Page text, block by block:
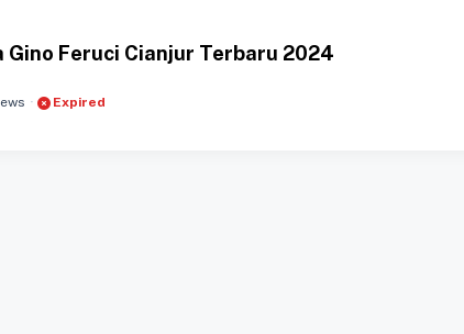
Gino Feruci Cianjur Terbaru 2024
· Expired